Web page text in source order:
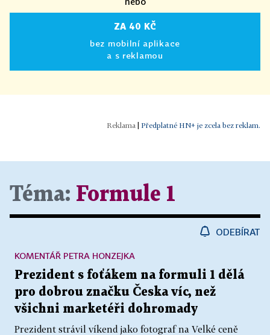
ZA 40 KČ
bez mobilní aplikace
a s reklamou
| Předplatné HN+ je zcela bez reklam.
Téma: Formule 1
ODEBÍRAT
Prezident s foťákem na formuli 1 dělá
pro dobrou značku Česka víc, než
všichni marketéři dohromady
Prezident strávil víkend jako fotograf na Velké ceně
KOMENTÁŘ PETRA HONZEJKA